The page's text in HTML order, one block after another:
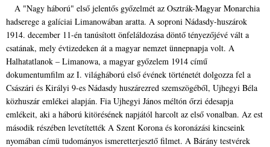
A "Nagy háború" első jelentős győzelmét az Osztrák-Magyar Monarchia
hadserege a galíciai Limanowában aratta. A soproni Nádasdy-huszárok
1914. december 11-én tanúsított önfeláldozása döntő tényezőjévé vált a
csatának, mely évtizedeken át a magyar nemzet ünnepnapja volt. A
Halhatatlanok – Limanowa, a magyar győzelem 1914 című
dokumentumfilm az I. világháború első évének történetét dolgozza fel a
Császári és Királyi 9-es Nádasdy huszárezred szemszögéből, Ujhegyi Béla
közhuszár emlékei alapján. Fia Ujhegyi János méltón őrzi édesapja
emlékeit, aki a háború kitörésének napjától harcolt az első vonalban. Az est
második részében levetítették A Szent Korona és koronázási kincseink
nyomában címü tudományos ismeretterjesztő filmet. A Bárány testvérek